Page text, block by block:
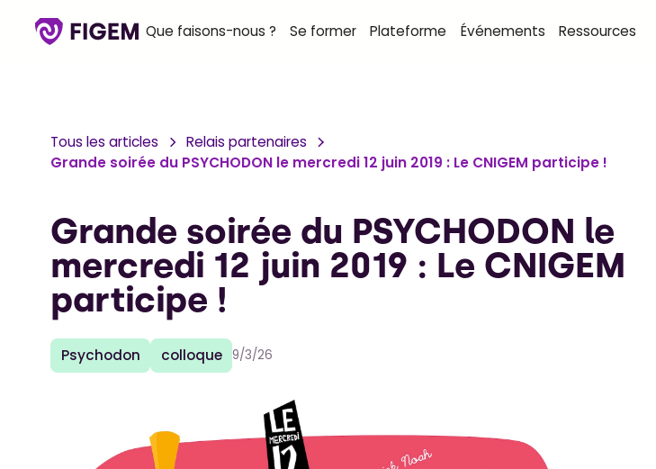
Que faisons-nous ? Se former Plateforme Événements Ressources
Tous les articles
Relais partenaires
Grande soirée du PSYCHODON le mercredi 12 juin 2019 : Le CNIGEM participe !
Grande soirée du PSYCHODON le
mercredi 12 juin 2019 : Le CNIGEM
participe !
Psychodon colloque 9/3/26